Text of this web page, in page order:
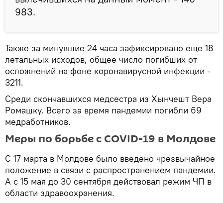
983.
Также за минувшие 24 часа зафиксировано еще 18
летальных исходов, общее число погибших от
осложнений на фоне коронавирусной инфекции -
3211.
Среди скончавшихся медсестра из Хынчешт Вера
Ромашку. Всего за время пандемии погибли 69
медработников.
Меры по борьбе с COVID-19 в Молдове
С 17 марта в Молдове было введено чрезвычайное
положение в связи с распространением пандемии.
А с 15 мая до 30 сентября действовал режим ЧП в
области здравоохранения.